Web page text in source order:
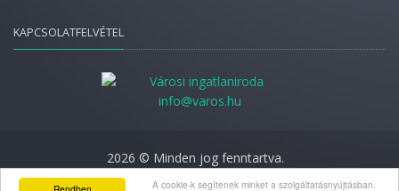
A cookie-k segítenek minket a szolgáltatásnyújtásban.
KAPCSOLATFELVÉTEL
info@varos.hu
2026 © Minden jog fenntartva.
Adatkezelési nyilatkozat